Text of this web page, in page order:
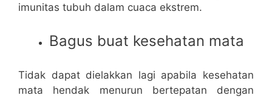
imunitas tubuh dalam cuaca ekstrem.
Bagus buat kesehatan mata
Tidak dapat dielakkan lagi apabila kesehatan
mata hendak menurun bertepatan dengan